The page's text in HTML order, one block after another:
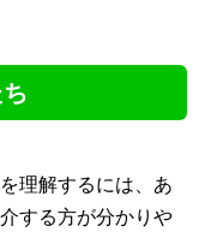
理解するには、あ
する方が分かりや